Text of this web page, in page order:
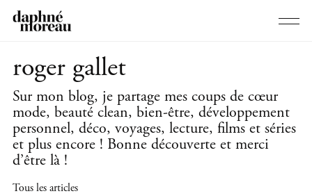
roger gallet
Sur mon blog, je partage mes coups de cœur
mode, beauté clean, bien-être, développement
personnel, déco, voyages, lecture, films et séries
et plus encore ! Bonne découverte et merci
d’être là !
Tous les articles